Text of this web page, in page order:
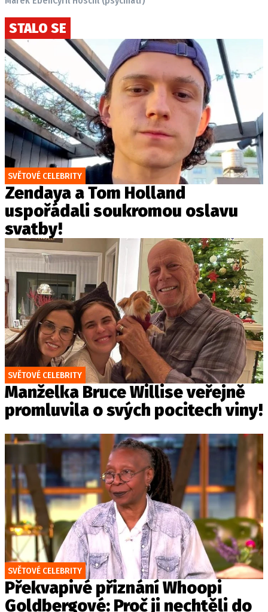
STALO SE
SVĚTOVÉ CELEBRITY
Zendaya a Tom Holland
uspořádali soukromou oslavu
svatby!
SVĚTOVÉ CELEBRITY
Manželka Bruce Willise veřejně
promluvila o svých pocitech viny!
SVĚTOVÉ CELEBRITY
Překvapivé přiznání Whoopi
Goldbergové: Proč ji nechtěli do